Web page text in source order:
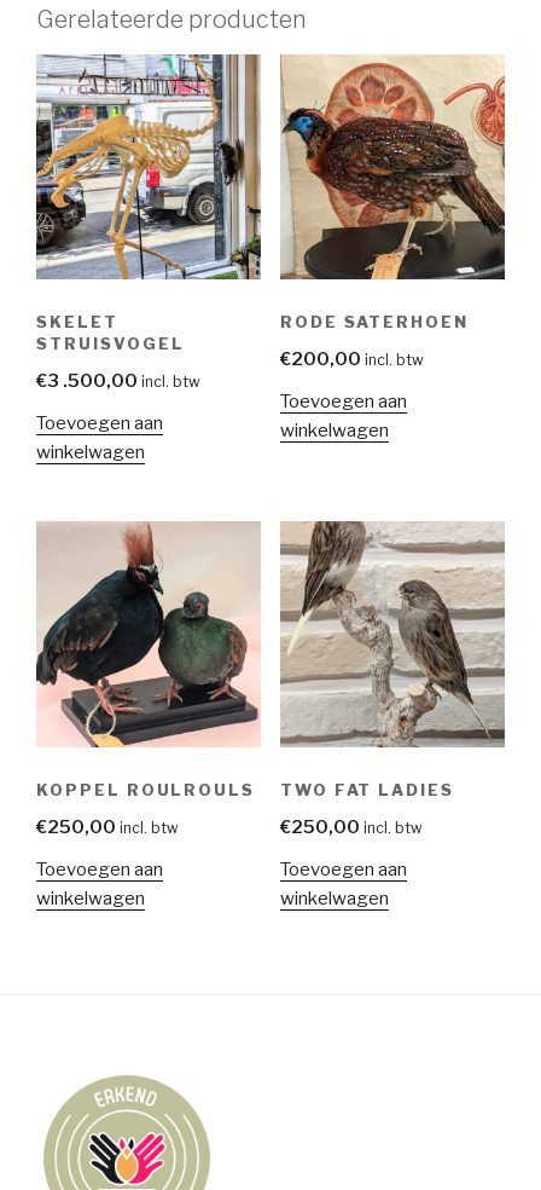
Gerelateerde producten
SKELET
STRUISVOGEL
€3 .500,00 incl. btw
Toevoegen aan
winkelwagen
RODE SATERHOEN
€200,00 incl. btw
Toevoegen aan
winkelwagen
KOPPEL ROULROULS
€250,00 incl. btw
Toevoegen aan
winkelwagen
TWO FAT LADIES
€250,00 incl. btw
Toevoegen aan
winkelwagen